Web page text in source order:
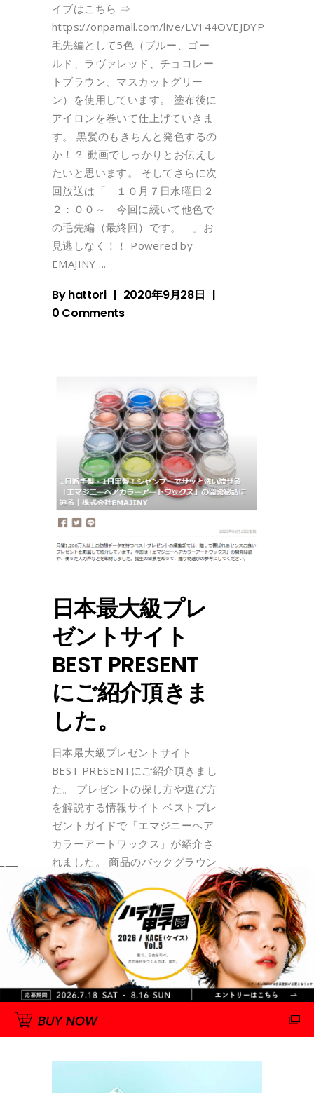
イブはこちら ⇒
https://onpamall.com/live/LV144OVEJDYP
毛先編として5色（ブルー、ゴー
ルド、ラヴァレッド、チョコレー
トブラウン、マスカットグリー
ン）を使用しています。 塗布後に
アイロンを巻いて仕上げていきま
す。 黒髪のもきちんと発色するの
か！？ 動画でしっかりとお伝えし
たいと思います。 そしてさらに次
回放送は「 １０月７日水曜日２
２：００～ 今回に続いて他色で
の毛先編（最終回）です。 」お
見逃しなく！！ Powered by
EMAJINY
Byhattori
2020年9月28日
0 Comments
日本最大級プレ
ゼントサイト
BEST PRESENT
にご紹介頂きま
した。
日本最大級プレゼントサイト
BEST PRESENTにご紹介頂きまし
た。 プレゼントの探し方や選び方
を解説する情報サイト ベストプレ
ゼントガイドで「エマジニーヘア
カラーアートワックス」が紹介さ
れました。 商品のバックグラウン
ドストーリー（開発時の裏話な
ど）が掲載されています。 バック
グラウンドURL：https://bp-
guide.jp/AX8yrnO4 Powerde by
EMAJINY
Byhattori
2020年9月14日
0 Comments